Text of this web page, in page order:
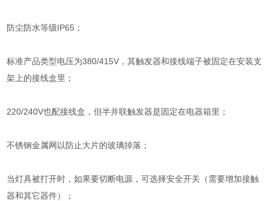
防尘防水等级IP65；
标准产品类型电压为380/415V，其触发器和接线端子被固定在安装支
架上的接线盒里；
220/240V也配接线盒，但半并联触发器是固定在电器箱里；
不锈钢金属网以防止大片的玻璃掉落；
当灯具被打开时，如果要切断电源，可选择安全开关（需要增加接触
器和其它器件）；